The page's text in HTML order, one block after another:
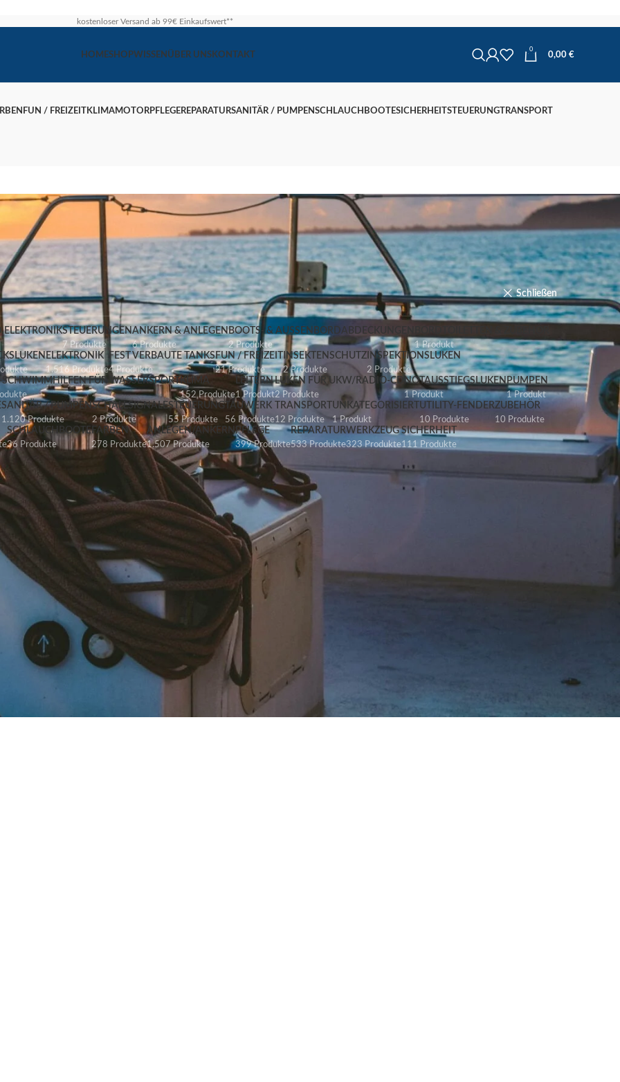
kostenloser Versand ab 99€ Einkaufswert**
HOMESHOPWISSEN ÜBER UNSKONTAKT
0
0,00 €
FUN / FREIZEITKLIMAMOTORPFLEGEREPARATURSANITÄR / PUMPENSCHLAUCHBOOTESICHERHEITSTEUERUNGTRANSPORT
Schließen
STEUERUNGEN
7 Produkte
ANKERN & ANLEGEN
6 Produkte
BOOTS- & AUSSENBORDABDECKUNGEN
2 Produkte 1 Produkt
ELEKTRONIK
1.516 Produkte
FEST VERBAUTE TANKS
4 Produkte
FUN / FREIZEIT
21 Produkte
INSEKTENSCHUTZ
2 Produkte
INSPEKTIONSLUKEN
2 Produkte
SCHWIMMHILFEN FÜR WASSERSPORTKLIMA
152 Produkte
LEITERN
1 Produkt
LUKEN FÜR UKW/RADIO-CD
2 Produkte
NOTAUSSTIEGSLUKEN
1 Produkt
PUMPEN
1 Produkt
SANITÄR / PUMPEN
1.120 Produkte
SCHALLSIGNALE
2 Produkte
STEUERUNG
55 Produkte
TAUWERK
56 Produkte
TRANSPORT
12 Produkte
UNKATEGORISIERT
1 Produkt
UTILITY-FENDER
10 Produkte
ZUBEHÖR
10 Produkte
SCHLAUCHBOOTE
36 Produkte
FARBEN
278 Produkte
ANLEGEN/ANKERN
1.507 Produkte
PFLEGE
399 Produkte
REPARATUR
533 Produkte
WERKZEUG
323 Produkte
SICHERHEIT
111 Produkte